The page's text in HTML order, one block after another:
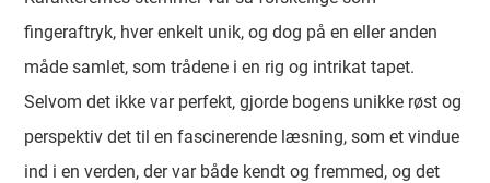
fingeraftryk, hver enkelt unik, og dog på en eller anden
måde samlet, som trådene i en rig og intrikat tapet.
Selvom det ikke var perfekt, gjorde bogens unikke røst og
perspektiv det til en fascinerende læsning, som et vindue
ind i en verden, der var både kendt og fremmed, og det